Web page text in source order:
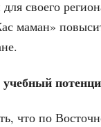
своего
маман»
что по